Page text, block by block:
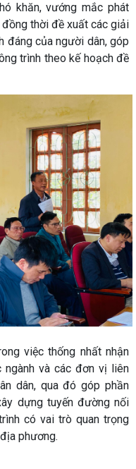
khăn, vướng mắc phát
đồng thời đề xuất các giải
đáng của người dân, góp
trình theo kế hoạch đề
việc thống nhất nhận
ngành và các đơn vị liên
dân, qua đó góp phần
dựng tuyến đường nối
có vai trò quan trọng
phương.